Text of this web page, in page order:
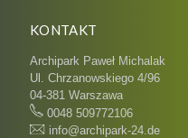
KONTAKT
Archipark Paweł Michalak
Ul. Chrzanowskiego 4/96
04-381 Warszawa
0048 509772106
info@archipark-24.de